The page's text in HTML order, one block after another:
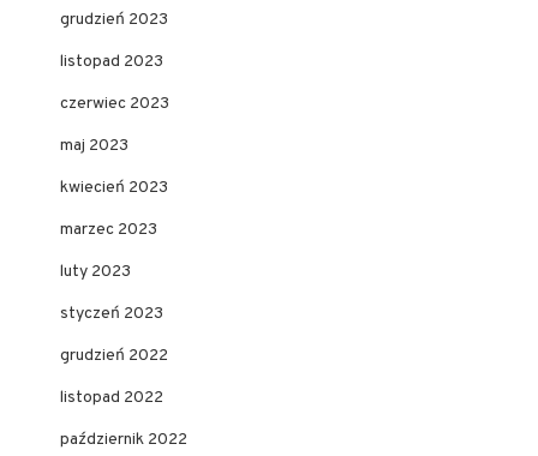
grudzień 2023
listopad 2023
czerwiec 2023
maj 2023
kwiecień 2023
marzec 2023
luty 2023
styczeń 2023
grudzień 2022
listopad 2022
październik 2022